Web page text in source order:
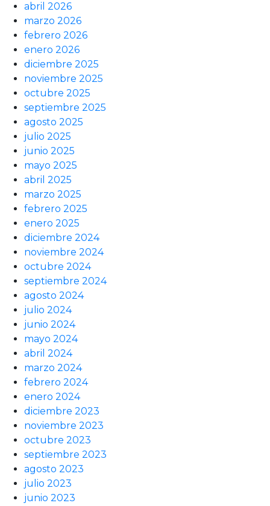
abril 2026
marzo 2026
febrero 2026
enero 2026
diciembre 2025
noviembre 2025
octubre 2025
septiembre 2025
agosto 2025
julio 2025
junio 2025
mayo 2025
abril 2025
marzo 2025
febrero 2025
enero 2025
diciembre 2024
noviembre 2024
octubre 2024
septiembre 2024
agosto 2024
julio 2024
junio 2024
mayo 2024
abril 2024
marzo 2024
febrero 2024
enero 2024
diciembre 2023
noviembre 2023
octubre 2023
septiembre 2023
agosto 2023
julio 2023
junio 2023